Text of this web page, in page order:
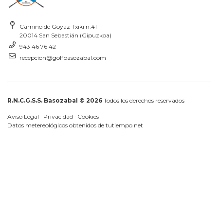
Camino de Goyaz Txiki n.41
20014 San Sebastián (Gipuzkoa)
943 46 76 42
recepcion@golfbasozabal.com
R.N.C.G.S.S. Basozabal © 2026 Todos los derechos reservados
Aviso Legal · Privacidad · Cookies
Datos metereológicos obtenidos de tutiempo.net